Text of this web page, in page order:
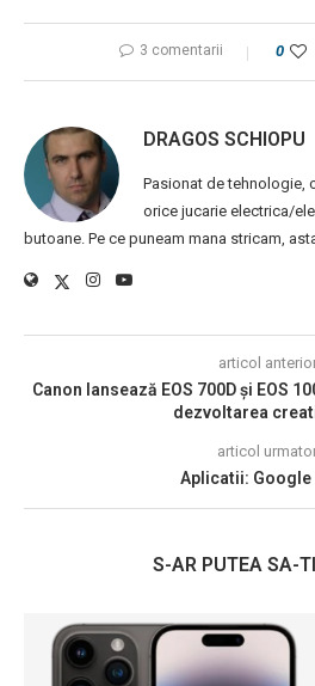
3 comentarii 0
DRAGOS SCHIOPU
Pasionat de tehnologie,
orice jucarie electrica/
butoane. Pe ce puneam mana stricam,
articol
Canon lansează EOS 700D şi EOS
dezvoltarea
articol
Aplicatii: Google
S-AR PUTEA SA-